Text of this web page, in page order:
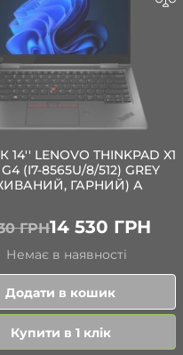
LENOVO THINKPAD X1
(I7-8565U/8/512) GREY
ГАРНИЙ) А
ГРН14 530 ГРН
Немає в наявності
Додати в кошик
Купити в 1 клік